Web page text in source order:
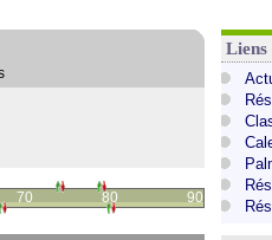
70 80 90
Liens